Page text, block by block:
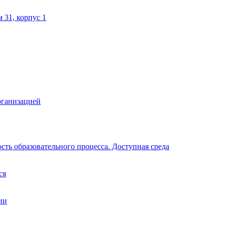
корпус 1
образовательного процесса. Доступная среда